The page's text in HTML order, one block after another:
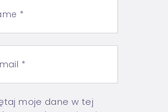
moje dane w tej